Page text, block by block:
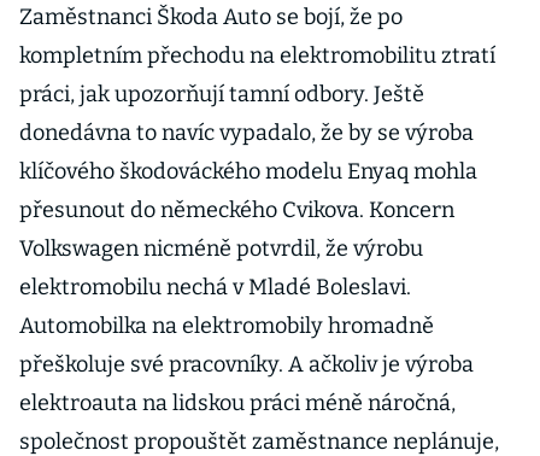
Zaměstnanci Škoda Auto se bojí, že po
kompletním přechodu na elektromobilitu ztratí
práci, jak upozorňují tamní odbory. Ještě
donedávna to navíc vypadalo, že by se výroba
klíčového škodováckého modelu Enyaq mohla
přesunout do německého Cvikova. Koncern
Volkswagen nicméně potvrdil, že výrobu
elektromobilu nechá v Mladé Boleslavi.
Automobilka na elektromobily hromadně
přeškoluje své pracovníky. A ačkoliv je výroba
elektroauta na lidskou práci méně náročná,
společnost propouštět zaměstnance neplánuje,